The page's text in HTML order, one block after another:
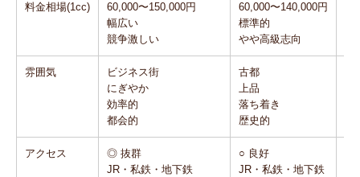
料金相場(1cc)
60,000〜150,000円
幅広い
競争激しい
60,000〜140,000円
標準的
やや高級志向
雰囲気
ビジネス街
にぎやか
効率的
都会的
古都
上品
落ち着き
歴史的
アクセス
◎ 抜群
JR・私鉄・地下鉄
○ 良好
JR・私鉄・地下鉄